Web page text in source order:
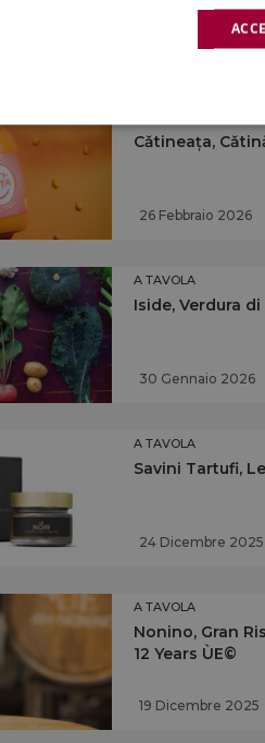
27 Marzo 2026
Cǎtineața,
26 Febbraio 2026
A TAVOLA
Iside, Verdura
30 Gennaio 2026
A TAVOLA
Savini Tartufi,
24 Dicembre 2025
A TAVOLA
Nonino, Gran
12 Years ÙE©
19 Dicembre 2025